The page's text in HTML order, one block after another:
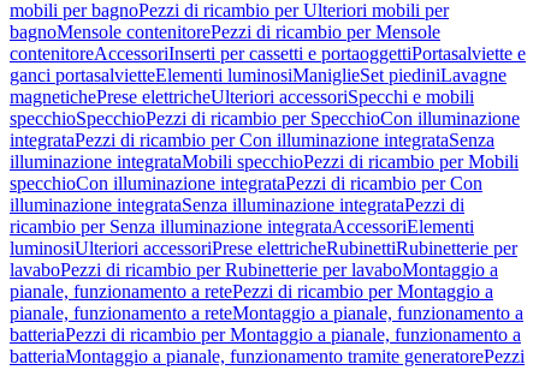
mobili per bagnoPezzi di ricambio per Ulteriori mobili per
bagnoMensole contenitorePezzi di ricambio per Mensole
contenitoreAccessoriInserti per cassetti e portaoggettiPortasalviette e
ganci portasalvietteElementi luminosiManiglieSet piediniLavagne
magnetichePrese elettricheUlteriori accessoriSpecchi e mobili
specchioSpecchioPezzi di ricambio per SpecchioCon illuminazione
integrataPezzi di ricambio per Con illuminazione integrataSenza
illuminazione integrataMobili specchioPezzi di ricambio per Mobili
specchioCon illuminazione integrataPezzi di ricambio per Con
illuminazione integrataSenza illuminazione integrataPezzi di
ricambio per Senza illuminazione integrataAccessoriElementi
luminosiUlteriori accessoriPrese elettricheRubinettiRubinetterie per
lavaboPezzi di ricambio per Rubinetterie per lavaboMontaggio a
pianale, funzionamento a retePezzi di ricambio per Montaggio a
pianale, funzionamento a reteMontaggio a pianale, funzionamento a
batteriaPezzi di ricambio per Montaggio a pianale, funzionamento a
batteriaMontaggio a pianale, funzionamento tramite generatorePezzi